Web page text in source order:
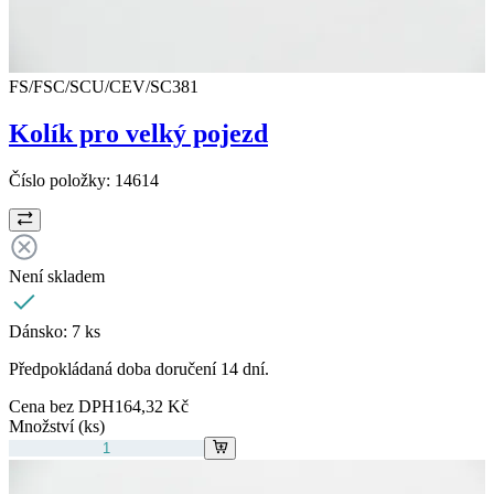
FS/FSC/SCU/CEV/SC381
Kolík pro velký pojezd
Číslo položky: 14614
Není skladem
Dánsko: 7 ks
Předpokládaná doba doručení 14 dní.
Cena bez DPH164,32 Kč
Množství (ks)